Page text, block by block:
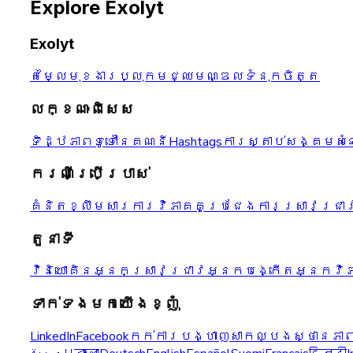
Explore Exolyt
Exolyt
តម្លៃ មុខងារ ប្លុក មជ្ឈមណ្ឌលទំនុកចិត្ត
លក្ខណៈពិសេស
ទិដ្ឋភាពទូទៅនៃគណនី Hashtags ការស្តាប់សង្គម សំ
ករណីប្រើប្រាស់
គំនិតខ្លឹមសារ ការវិភាគគូប្រជែង ការស្រាវជ្រ
តួនាទី
វិនិយោគិនអ្នកស្រាវជ្រាវអ្នកបង្កើតអ្នកវិភ
ទាក់ទងមកយើងខ្ញុំ
LinkedInFacebookកក់ការបង្ហាញសាកល្បង ស្ថានភាព